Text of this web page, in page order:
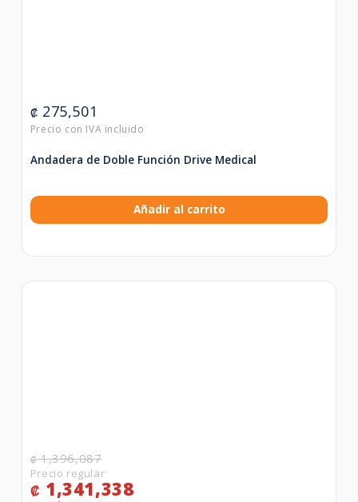
₡ 275,501
Andadera de Doble Función Drive Medical
Añadir al carrito
₡1,396,087
₡ 1,341,338